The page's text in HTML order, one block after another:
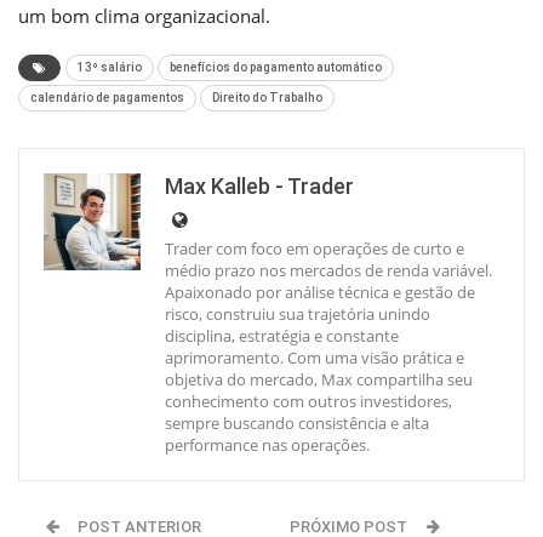
um bom clima organizacional.
13º salário benefícios do pagamento automático
calendário de pagamentos Direito do Trabalho
Max Kalleb - Trader
Trader com foco em operações de curto e
médio prazo nos mercados de renda variável.
Apaixonado por análise técnica e gestão de
risco, construiu sua trajetória unindo
disciplina, estratégia e constante
aprimoramento. Com uma visão prática e
objetiva do mercado, Max compartilha seu
conhecimento com outros investidores,
sempre buscando consistência e alta
performance nas operações.
POST ANTERIOR PRÓXIMO POST